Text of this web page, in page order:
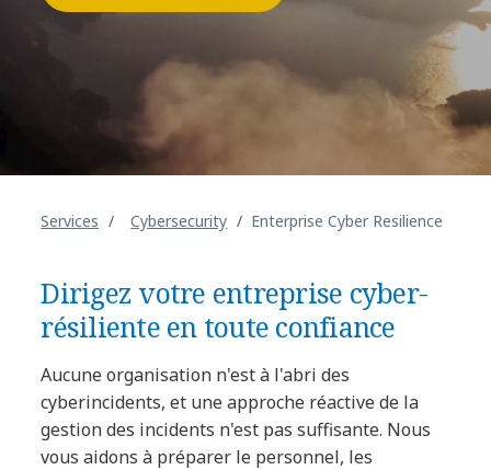
Services Cybersecurity Enterprise Cyber Resilience
Dirigez votre entreprise cyber-
résiliente en toute confiance
Aucune organisation n'est à l'abri des
cyberincidents, et une approche réactive de la
gestion des incidents n'est pas suffisante. Nous
vous aidons à préparer le personnel, les